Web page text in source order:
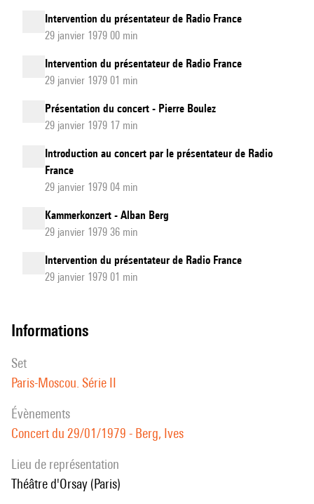
Intervention du présentateur de Radio France
29 janvier 1979 00 min
Intervention du présentateur de Radio France
29 janvier 1979 01 min
Présentation du concert - Pierre Boulez
29 janvier 1979 17 min
Introduction au concert par le présentateur de Radio
France
29 janvier 1979 04 min
Kammerkonzert - Alban Berg
29 janvier 1979 36 min
Intervention du présentateur de Radio France
29 janvier 1979 01 min
informations
set
Paris-Moscou. Série II
évènements
Concert du 29/01/1979 - Berg, Ives
Lieu de représentation
Théâtre d'Orsay (Paris)